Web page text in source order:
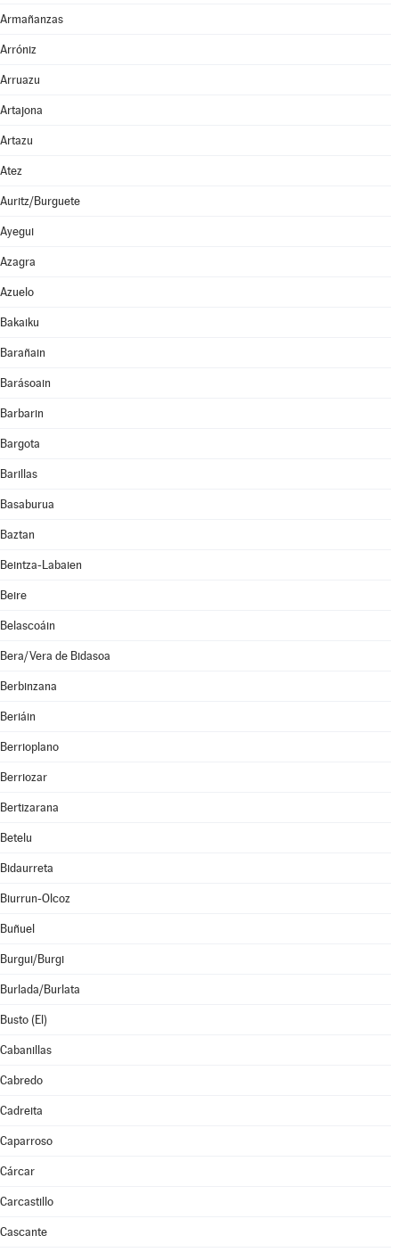
Armañanzas
Arróniz
Arruazu
Artajona
Artazu
Atez
Auritz/Burguete
Ayegui
Azagra
Azuelo
Bakaiku
Barañain
Barásoain
Barbarin
Bargota
Barillas
Basaburua
Baztan
Beintza-Labaien
Beire
Belascoáin
Bera/Vera de Bidasoa
Berbinzana
Beriáin
Berrioplano
Berriozar
Bertizarana
Betelu
Bidaurreta
Biurrun-Olcoz
Buñuel
Burgui/Burgi
Burlada/Burlata
Busto (El)
Cabanillas
Cabredo
Cadreita
Caparroso
Cárcar
Carcastillo
Cascante